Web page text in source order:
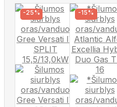
-25% -15%